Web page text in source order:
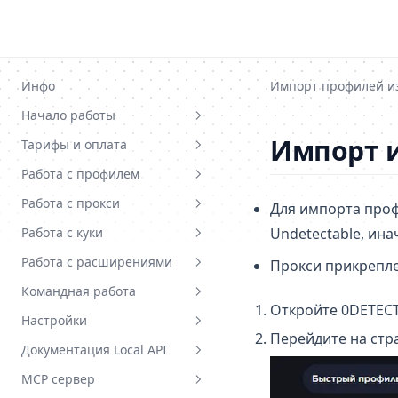
Инфо
Начало работы
Системные требования
Установка и регистрация
Туториал статьи
Тарифы и оплата
Тарифные планы
Пополнение баланса
Выбор тарифа
Смена тарифа
Промокоды
Работа с профилем
Создание профиля
Настройка и редактирование
Быстрый профиль
Стартовая страница
Шаблоны профилей
Расширения в рамках
профилей
Работа с прокси
Базовая информация
Связанные прокси
Создание прокси
Массовое добавление прокси
Экспорт настроек прокси
Работа с куки
Разновидности cookie
Импорт cookie
Массовый импорт cookie
Работа с расширениями
Базовая информация
Загрузка экстеншена
Категории экстеншенов
Не работает экстеншен
Командная работа
Работа в команде - общее
Приглашение в команду и
доступы
Настройки
Общие настройки
приложения
Документация Local API
Вступление
MCP сервер
Импорт профилей
Импорт
Для импорта
Undetectable,
Прокси
Откройте
Перейдите на